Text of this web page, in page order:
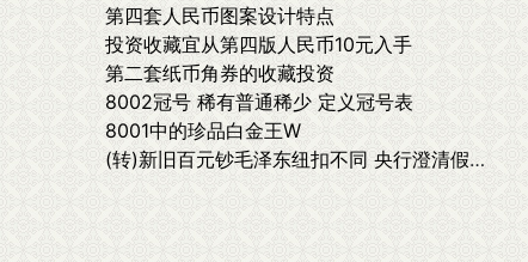
第四套人民币图案设计特点
投资收藏宜从第四版人民币10元入手
第二套纸币角券的收藏投资
8002冠号 稀有普通稀少 定义冠号表
8001中的珍品白金王W
(转)新旧百元钞毛泽东纽扣不同 央行澄清假钞说(图)